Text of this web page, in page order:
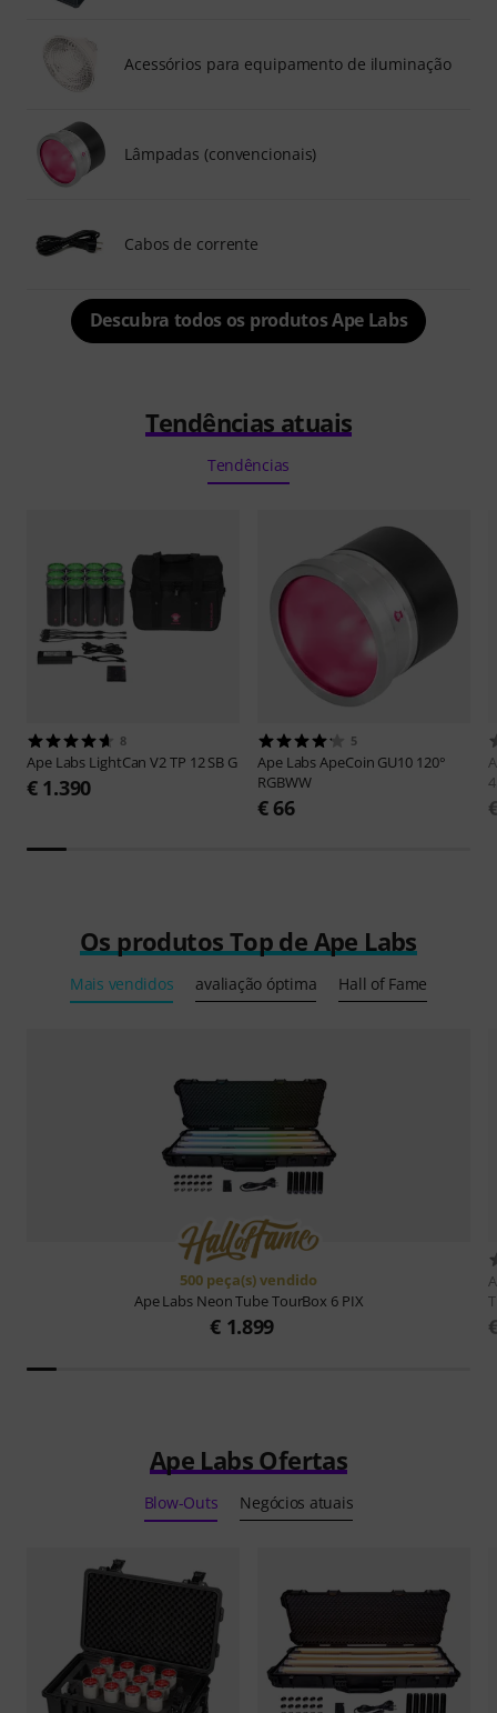
Acessórios para equipamento de iluminação
Lâmpadas (convencionais)
Cabos de corrente
Descubra todos os produtos Ape Labs
Tendências atuais
Tendências
8
Ape Labs LightCan V2 TP 12 SB G
€ 1.390
5
Ape LabsApeCoin GU10 120°
RGBWW
€ 66
Os produtos Top de Ape Labs
Mais vendidos avaliação óptima Hall of Fame
500 peça(s) vendido
Ape Labs Neon Tube TourBox 6 PIX
€ 1.899
Ape Labs Ofertas
Blow-Outs Negócios atuais